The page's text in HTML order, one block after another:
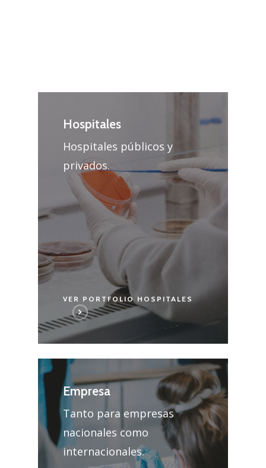
Hospitales
Hospitales públicos y
privados.
VER PORTFOLIO HOSPITALES
Empresa
Tanto para empresas
nacionales como
internacionales.